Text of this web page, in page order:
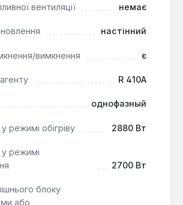
офісів, невеликих магазинів
обладнання для підтримки
Його можливості
додатковий обігрів у міжсезоння, а
вентиляції немає
настінний
вимкнення є
R 410A
однофазный
режимі обігріву 2880 Вт
режимі
2700 Вт
блоку
або